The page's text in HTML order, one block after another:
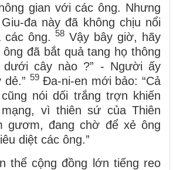
gian với các ông. Nhưng
đa này đã không chịu nổi
các ông.58 Vậy bây giờ, hãy
đã bắt quả tang họ thông
dưới cây nào ?” - Người ấy
dẻ.” 59Đa-ni-en mới bảo: “Cả
nói dối trắng trợn khiến
vì thiên sứ của Thiên
gươm, đang chờ để xẻ ông
diệt các ông.”
thể cộng đồng lớn tiếng reo